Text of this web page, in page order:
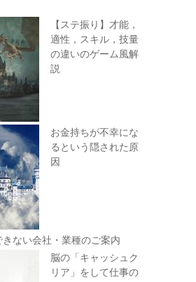
【ステ振り】才能，
適性，スキル，技量
の違いのゲーム風解
説
お金持ちが不幸にな
るという隠された原
因
ない会社・業種のご案内
脳の「キャッシュク
リア」をして仕事の